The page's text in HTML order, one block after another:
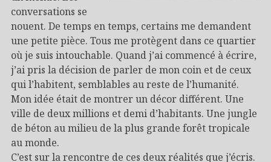
conversations se
nouent. De temps en temps, certains me demandent
une petite pièce. Tous me protègent dans ce quartier
où je suis intouchable. Quand j’ai commencé à écrire,
j’ai pris la décision de parler de mon coin et de ceux
qui l’habitent, semblables au reste de l’humanité.
Mon idée était de montrer un décor différent. Une
ville de deux millions et demi d’habitants. Une jungle
de béton au milieu de la plus grande forêt tropicale
au monde.
C’est sur la rencontre de ces deux réalités que j’écris.